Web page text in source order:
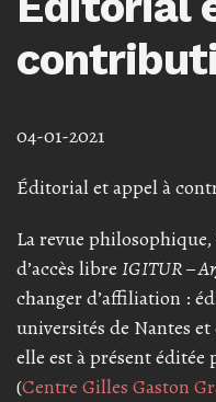
04-01-2021
Éditorial et appel à
La revue
d’accès libre IGITUR –
changer d’affiliation :
universités de Nantes et
elle est à présent éditée
(Centre Gilles Gaston